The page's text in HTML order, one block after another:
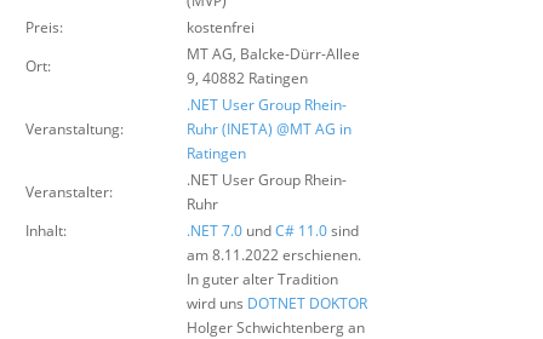
Preis:
kostenfrei
Ort:
MT AG, Balcke-Dürr-Allee
9, 40882 Ratingen
Veranstaltung:
.NET User Group Rhein-
Ruhr (INETA) @MT AG in
Ratingen
Veranstalter:
.NET User Group Rhein-
Ruhr
Inhalt:
.NET 7.0 undC# 11.0sind
am 8.11.2022 erschienen.
In guter alter Tradition
wird uns DOTNET DOKTOR
Holger Schwichtenberg an